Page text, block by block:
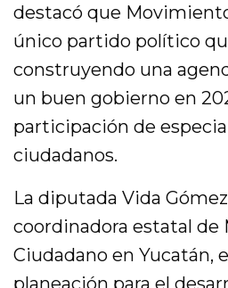
destacó que
único partido político
construyendo una
un buen gobierno en
participación de
ciudadanos.
La diputada Vida
coordinadora estatal
Ciudadano en Yucatán,
planeación para el